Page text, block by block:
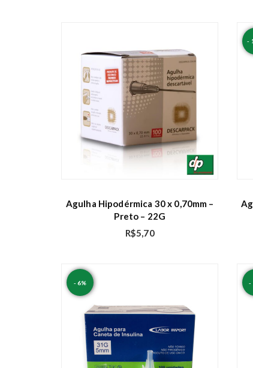
Agulha Hipodérmica 30 x 0,70mm –
Preto – 22G
R$5,70
-
- 6% -